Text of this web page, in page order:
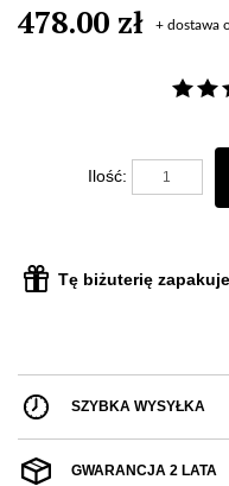
478.00 zł + dostawa
Ilość:
Tę biżuterię
SZYBKA WYSYŁKA
GWARANCJA 2 LATA